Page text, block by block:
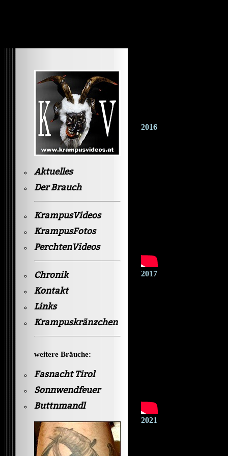
Aktuelles
Der Brauch
KrampusVideos
KrampusFotos
PerchtenVideos
Chronik
Kontakt
Links
Krampuskränzchen
weitere Bräuche:
Fasnacht Tirol
Sonnwendfeuer
Buttnmandl
2016
2017
2021